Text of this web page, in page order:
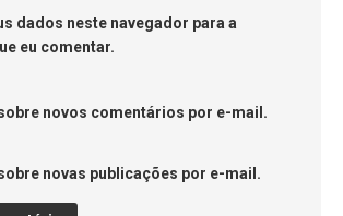
dados neste navegador para a
eu comentar.
novos comentários por e-mail.
novas publicações por e-mail.